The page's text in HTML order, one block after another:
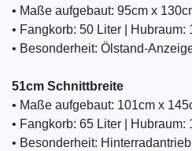
• Maße aufgebaut: 95cm x
• Fangkorb: 50 Liter | Hubraum:
• Besonderheit: Ölstand-
51cm Schnittbreite
• Maße aufgebaut: 101cm x
• Fangkorb: 65 Liter | Hubraum:
• Besonderheit: